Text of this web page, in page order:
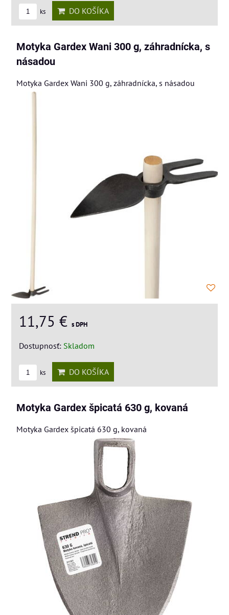
ks DO KOŠÍKA
Motyka Gardex Wani 300 g, záhradnícka, s
násadou
Motyka Gardex Wani 300 g, záhradnícka, s násadou
11,75 € s DPH
Dostupnosť: Skladom
ks DO KOŠÍKA
Motyka Gardex špicatá 630 g, kovaná
Motyka Gardex špicatá 630 g, kovaná